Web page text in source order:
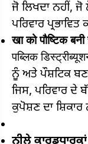
ਜੋ ਲਿਖਦਾ ਨਹੀਂ,
ਪਰਿਵਾਰ
खा को पौष्टिक
पब्लिक
ਨੂੰ ਅਤੇ ਪੌਸ਼ਟਿਕ
ਜਿਸ, ਪਰਿਵਾਰ ਦੇ
ਕੁਪੋਸ਼ਣ ਦਾ ਸ਼ਿਕਾਰ